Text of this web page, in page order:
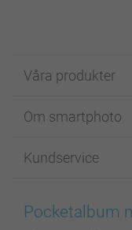
Våra produkter
Fotokort
Fotoböcker
Bilder,
Om smartphoto
För affiliates
Cookie Policy
Kundservice
smartgaranti
Pocketalbum